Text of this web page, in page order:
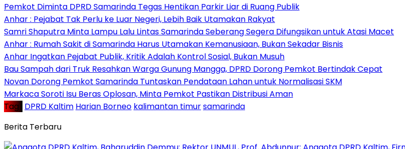
Pemkot Diminta DPRD Samarinda Tegas Hentikan Parkir Liar di Ruang Publik
Anhar : Pejabat Tak Perlu ke Luar Negeri, Lebih Baik Utamakan Rakyat
Samri Shaputra Minta Lampu Lalu Lintas Samarinda Seberang Segera Difungsikan untuk Atasi Macet
Anhar : Rumah Sakit di Samarinda Harus Utamakan Kemanusiaan, Bukan Sekadar Bisnis
Anhar Ingatkan Pejabat Publik, Kritik Adalah Kontrol Sosial, Bukan Musuh
Bau Sampah dari Truk Resahkan Warga Gunung Mangga, DPRD Dorong Pemkot Bertindak Cepat
Novan Dorong Pemkot Samarinda Tuntaskan Pendataan Lahan untuk Normalisasi SKM
Markaca Soroti Isu Beras Oplosan, Minta Pemkot Pastikan Distribusi Aman
Tag : DPRD Kaltim Harian Borneo kalimantan timursamarinda
Berita Terbaru